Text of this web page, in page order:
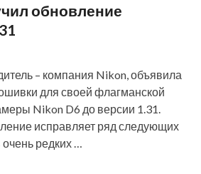
обновление
– компания Nikon, объявила
для своей флагманской
Nikon D6 до версии 1.31.
исправляет ряд следующих
редких …